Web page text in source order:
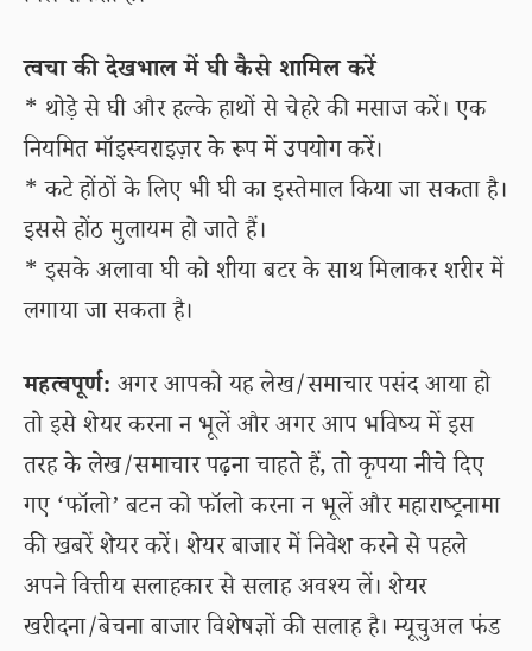
त्वचा की देखभाल में घी कैसे शामिल करें
* थोड़े से घी और हल्के हाथों से चेहरे की मसाज करें। एक
नियमित मॉइस्चराइज़र के रूप में उपयोग करें।
* कटे होंठों के लिए भी घी का इस्तेमाल किया जा सकता है।
इससे होंठ मुलायम हो जाते हैं।
* इसके अलावा घी को शीया बटर के साथ मिलाकर शरीर में
लगाया जा सकता है।
महत्वपूर्ण: अगर आपको यह लेख/समाचार पसंद आया हो
तो इसे शेयर करना न भूलें और अगर आप भविष्य में इस
तरह के लेख/समाचार पढ़ना चाहते हैं, तो कृपया नीचे दिए
गए ‘फॉलो’ बटन को फॉलो करना न भूलें और महाराष्ट्रनामा
की खबरें शेयर करें। शेयर बाजार में निवेश करने से पहले
अपने वित्तीय सलाहकार से सलाह अवश्य लें। शेयर
खरीदना/बेचना बाजार विशेषज्ञों की सलाह है। म्यूचुअल फंड